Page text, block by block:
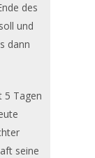
des
und
dann
5 Tagen
seine